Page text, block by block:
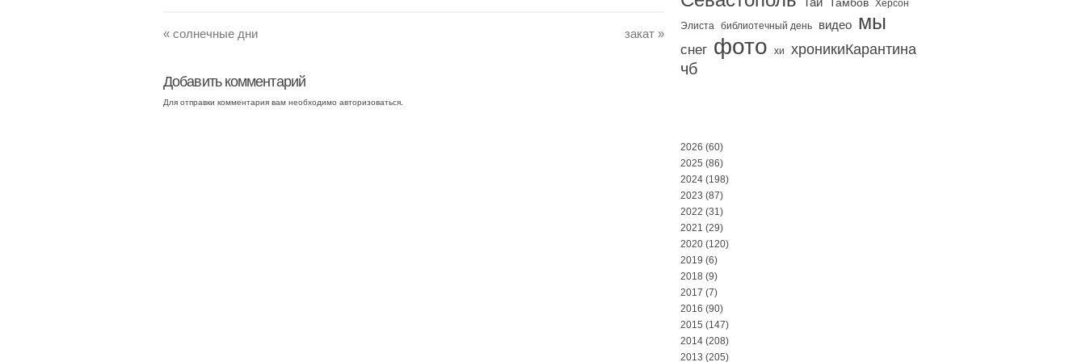
« солнечные дни закат »
Добавить комментарий
Для отправки комментария вам необходимо авторизоваться
Херсон
Элиста библиотечный день видео мы
снег фото хи хроникиКарантина
чб
2026 (60)
2025 (86)
2024 (198)
2023 (87)
2022 (31)
2021 (29)
2020 (120)
2019 (6)
2018 (9)
2017 (7)
2016 (90)
2015 (147)
2014 (208)
2013 (205)